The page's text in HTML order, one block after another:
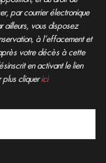
par courrier électronique
ailleurs, vous disposez
à l’effacement et
votre décès à cette
en activant le lien
plus cliquerici